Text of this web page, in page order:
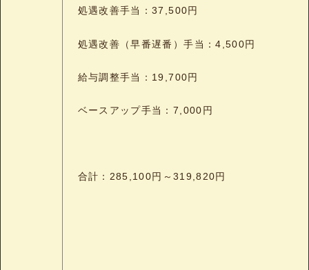
処遇改善手当：37,500円
処遇改善（早番遅番）手当：4,500円
給与調整手当：19,700円
ベースアップ手当：7,000円
合計：285,100円～319,820円